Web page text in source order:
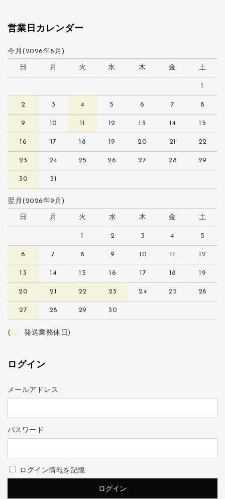
営業日カレンダー
今月(2026年8月)
日 月 火 水 木 金 土
1
2 3 4 5 6 7 8
9 10 11 12 13 14 15
16 17 18 19 20 21 22
23 24 25 26 27 28 29
30 31
翌月(2026年9月)
日 月 火 水 木 金 土
1 2 3 4 5
6 7 8 9 10 11 12
13 14 15 16 17 18 19
20 21 22 23 24 25 26
27 28 29 30
( 発送業務休日)
ログイン
メールアドレス
パスワード
ログイン情報を記憶